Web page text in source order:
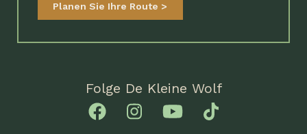
Planen Sie Ihre Route
Folge De Kleine Wolf